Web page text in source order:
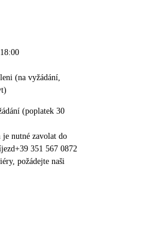
(na vyžádání,
(poplatek 30
nutné zavolat do
351 567 0872
požádejte naši